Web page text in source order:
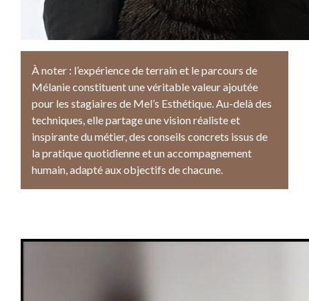
À noter : l’expérience de terrain et le parcours de
Mélanie constituent une véritable valeur ajoutée
pour les stagiaires de Mel’s Esthétique. Au-delà des
techniques, elle partage une vision réaliste et
inspirante du métier, des conseils concrets issus de
la pratique quotidienne et un accompagnement
humain, adapté aux objectifs de chacune.